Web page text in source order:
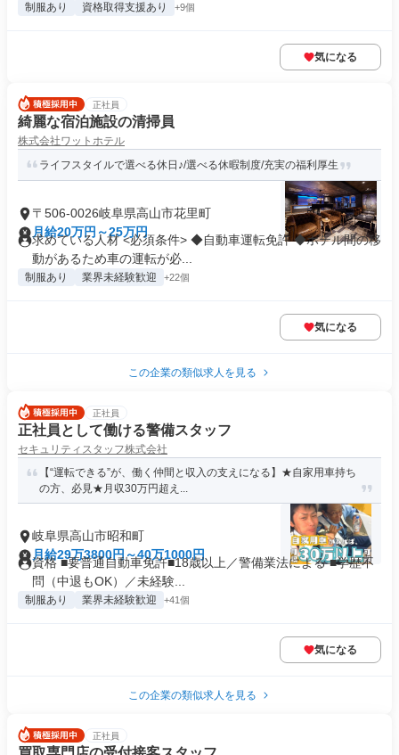
制服あり 資格取得支援あり +9個
気になる
正社員
綺麗な宿泊施設の清掃員
株式会社ワットホテル
ライフスタイルで選べる休日♪/選べる休暇制度/充実の福利厚生
〒506-0026岐阜県高山市花里町
月給20万円～25万円
求めている人材 <必須条件> ◆自動車運転免許 ◆ホテル間の移
動があるため車の運転が必...
制服あり 業界未経験歓迎 +22個
気になる
この企業の類似求人を見る
正社員
正社員として働ける警備スタッフ
セキュリティスタッフ株式会社
【“運転できる”が、働く仲間と収入の支えになる】★自家用車持ち
の方、必見★月収30万円超え...
岐阜県高山市昭和町
月給29万3800円～40万1000円
資格 ■要普通自動車免許■18歳以上／警備業法による ■学歴不
問（中退もOK）／未経験...
制服あり 業界未経験歓迎 +41個
気になる
この企業の類似求人を見る
正社員